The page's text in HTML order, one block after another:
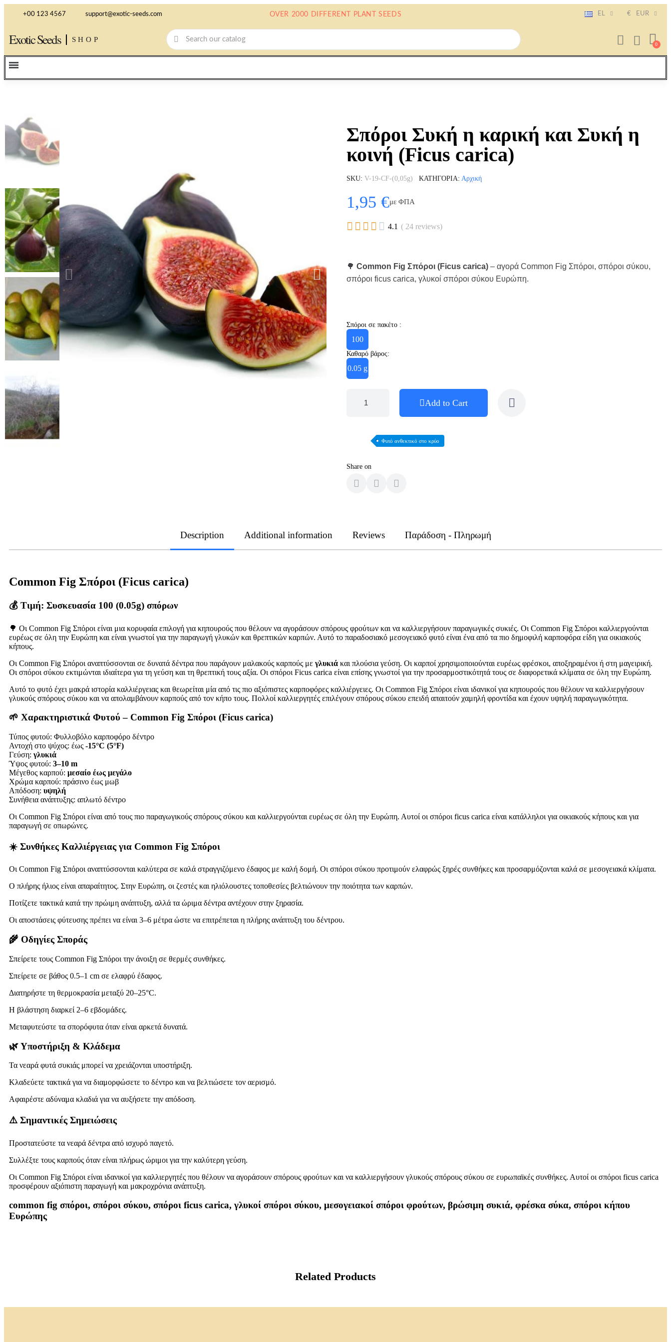
+00 123 4567 support@exotic-seeds.com OVER 2000 DIFFERENT PLANT SEEDS EL € EUR
Exotic Seeds SHOP
Σπόροι Συκή η καρική και Συκή η
κοινή (Ficus carica)
SKU V-19-CF-(0,05g) ΚΑΤΗΓΟΡΊΑ Αρχική
1,95 €με ΦΠΑ
     4.1 ( 24 reviews)
🌳 Common Fig Σπόροι (Ficus carica) – αγορά Common Fig Σπόροι, σπόροι σύκου,
σπόροι ficus carica, γλυκοί σπόροι σύκου Ευρώπη.
Σπόροι σε πακέτο :
100
Καθαρό βάρος:
0.05 g
Add to Cart
Φυτό ανθεκτικό στο κρύο
Share on
Description Additional information Reviews Παράδοση - Πληρωμή
Common Fig Σπόροι (Ficus carica)
💰 Τιμή: Συσκευασία 100 (0.05g) σπόρων
🌳 Οι Common Fig Σπόροι είναι μια κορυφαία επιλογή για κηπουρούς που θέλουν να αγοράσουν σπόρους φρούτων και να καλλιεργήσουν παραγωγικές συκιές. Οι Common Fig Σπόροι καλλιεργούνται
ευρέως σε όλη την Ευρώπη και είναι γνωστοί για την παραγωγή γλυκών και θρεπτικών καρπών. Αυτό το παραδοσιακό μεσογειακό φυτό είναι ένα από τα πιο δημοφιλή καρποφόρα είδη για οικιακούς
κήπους.
Οι Common Fig Σπόροι αναπτύσσονται σε δυνατά δέντρα που παράγουν μαλακούς καρπούς με γλυκιά και πλούσια γεύση. Οι καρποί χρησιμοποιούνται ευρέως φρέσκοι, αποξηραμένοι ή στη μαγειρική.
Οι σπόροι σύκου εκτιμώνται ιδιαίτερα για τη γεύση και τη θρεπτική τους αξία. Οι σπόροι Ficus carica είναι επίσης γνωστοί για την προσαρμοστικότητά τους σε διαφορετικά κλίματα σε όλη την Ευρώπη.
Αυτό το φυτό έχει μακρά ιστορία καλλιέργειας και θεωρείται μία από τις πιο αξιόπιστες καρποφόρες καλλιέργειες. Οι Common Fig Σπόροι είναι ιδανικοί για κηπουρούς που θέλουν να καλλιεργήσουν
γλυκούς σπόρους σύκου και να απολαμβάνουν καρπούς από τον κήπο τους. Πολλοί καλλιεργητές επιλέγουν σπόρους σύκου επειδή απαιτούν χαμηλή φροντίδα και έχουν υψηλή παραγωγικότητα.
🌱 Χαρακτηριστικά Φυτού – Common Fig Σπόροι (Ficus carica)
Τύπος φυτού: Φυλλοβόλο καρποφόρο δέντρο
Αντοχή στο ψύχος: έως -15°C (5°F)
Γεύση: γλυκιά
Ύψος φυτού: 3–10 m
Μέγεθος καρπού: μεσαίο έως μεγάλο
Χρώμα καρπού: πράσινο έως μωβ
Απόδοση: υψηλή
Συνήθεια ανάπτυξης: απλωτό δέντρο
Οι Common Fig Σπόροι είναι από τους πιο παραγωγικούς σπόρους σύκου και καλλιεργούνται ευρέως σε όλη την Ευρώπη. Αυτοί οι σπόροι ficus carica είναι κατάλληλοι για οικιακούς κήπους και για
παραγωγή σε οπωρώνες.
☀️ Συνθήκες Καλλιέργειας για Common Fig Σπόροι
Οι Common Fig Σπόροι αναπτύσσονται καλύτερα σε καλά στραγγιζόμενο έδαφος με καλή δομή. Οι σπόροι σύκου προτιμούν ελαφρώς ξηρές συνθήκες και προσαρμόζονται καλά σε μεσογειακά κλίματα.
Ο πλήρης ήλιος είναι απαραίτητος. Στην Ευρώπη, οι ζεστές και ηλιόλουστες τοποθεσίες βελτιώνουν την ποιότητα των καρπών.
Ποτίζετε τακτικά κατά την πρώιμη ανάπτυξη, αλλά τα ώριμα δέντρα αντέχουν στην ξηρασία.
Οι αποστάσεις φύτευσης πρέπει να είναι 3–6 μέτρα ώστε να επιτρέπεται η πλήρης ανάπτυξη του δέντρου.
🌾 Οδηγίες Σποράς
Σπείρετε τους Common Fig Σπόροι την άνοιξη σε θερμές συνθήκες.
Σπείρετε σε βάθος 0.5–1 cm σε ελαφρύ έδαφος.
Διατηρήστε τη θερμοκρασία μεταξύ 20–25°C.
Η βλάστηση διαρκεί 2–6 εβδομάδες.
Μεταφυτεύστε τα σπορόφυτα όταν είναι αρκετά δυνατά.
🌿 Υποστήριξη & Κλάδεμα
Τα νεαρά φυτά συκιάς μπορεί να χρειάζονται υποστήριξη.
Κλαδεύετε τακτικά για να διαμορφώσετε το δέντρο και να βελτιώσετε τον αερισμό.
Αφαιρέστε αδύναμα κλαδιά για να αυξήσετε την απόδοση.
⚠️ Σημαντικές Σημειώσεις
Προστατεύστε τα νεαρά δέντρα από ισχυρό παγετό.
Συλλέξτε τους καρπούς όταν είναι πλήρως ώριμοι για την καλύτερη γεύση.
Οι Common Fig Σπόροι είναι ιδανικοί για καλλιεργητές που θέλουν να αγοράσουν σπόρους φρούτων και να καλλιεργήσουν γλυκούς σπόρους σύκου σε ευρωπαϊκές συνθήκες. Αυτοί οι σπόροι ficus carica
προσφέρουν αξιόπιστη παραγωγή και μακροχρόνια ανάπτυξη.
common fig σπόροι, σπόροι σύκου, σπόροι ficus carica, γλυκοί σπόροι σύκου, μεσογειακοί σπόροι φρούτων, βρώσιμη συκιά, φρέσκα σύκα, σπόροι κήπου
Ευρώπης
Related Products